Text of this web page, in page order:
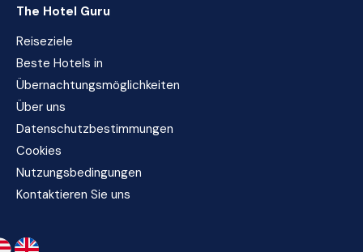
The Hotel Guru
Reiseziele
Beste Hotels in
Übernachtungsmöglichkeiten
Über uns
Datenschutzbestimmungen
Cookies
Nutzungsbedingungen
Kontaktieren Sie uns